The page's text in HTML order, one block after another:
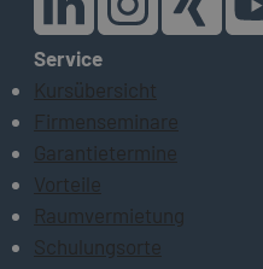
Service
Kursübersicht
Firmenseminare
Garantietermine
Vorteile
Raumvermietung
Schulungsorte